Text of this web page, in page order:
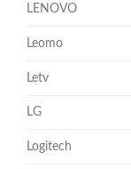
LENOVO
Leomo
Letv
LG
Logitech